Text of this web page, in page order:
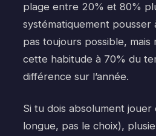
plage entre 20% et 80%
systématiquement pousser
pas toujours possible, mais
cette habitude à 70% du
différence sur l’année.
Si tu dois absolument jouer
longue, pas le choix),